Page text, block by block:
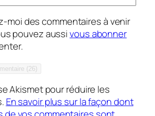
moi des commentaires à venir
pouvez aussivous abonner
Akismet pour réduire les
En savoir plus sur la façon dont